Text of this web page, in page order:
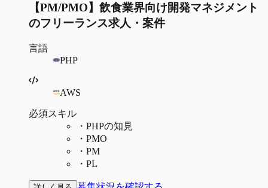
【PM/PMO】飲食業界向け開発マネジメント
のフリーランス求人・案件
言語
PHP
AWS
必須スキル
・ PHPの知見
・ PMO
・ PM
・ PL